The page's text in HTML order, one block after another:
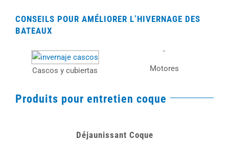
CONSEILS POUR AMÉLIORER L’HIVERNAGE DES
BATEAUX
Cascos y cubiertas Motores
Produits pour entretien coque
Déjaunissant Coque